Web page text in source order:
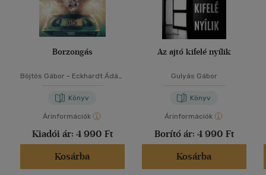
Borzongás
Böjtös Gábor - Eckhardt Ádám
Könyv
Árinformációk
Kiadói ár: 4 990 Ft
Kosárba
Az ajtó kifelé nyílik
Gulyás Gábor
Könyv
Árinformációk
Borító ár: 4 990 Ft
Kosárba